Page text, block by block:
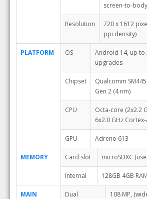
screen-to-
Resolution
720 x 1612
ppi density)
PLATFORM OS
Android 14, up
upgrades
Chipset
Qualcomm
Gen 2 (4 nm)
CPU
Octa-core (2x2.2
6x2.0 GHz
GPU Adreno 613
MEMORY Card slot microSDXC
Internal 128GB 4GB RAM
MAIN
Dual
108 MP,